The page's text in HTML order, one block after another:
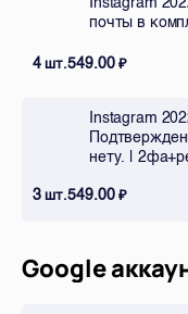
почты в
4шт.549.00₽
Instagram
нету. |
3шт.549.00₽
Google